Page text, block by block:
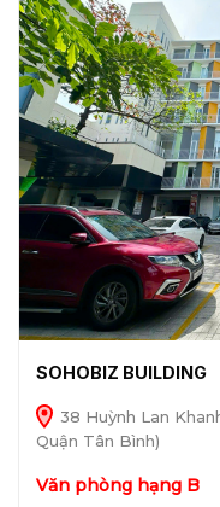
SOHOBIZ BUILDING
38 Huỳnh Lan
Quận Tân Bình)
Văn phòng hạng B